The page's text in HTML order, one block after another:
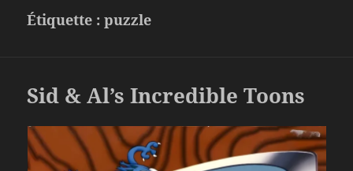
Étiquette :puzzle
Sid & Al’s Incredible Toons